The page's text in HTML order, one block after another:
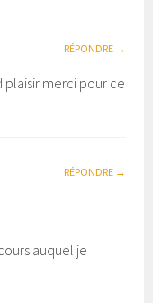
RÉPONDRE
plaisir merci pour ce
RÉPONDRE
auquel je